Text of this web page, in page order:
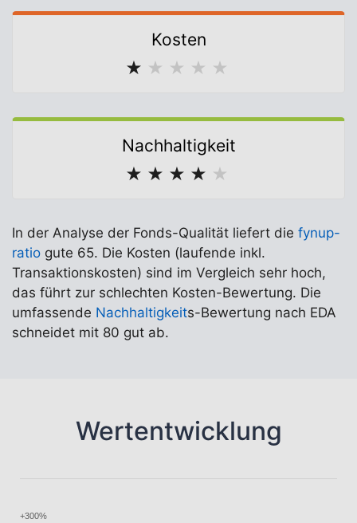
Kosten
★ ★ ★ ★ ★
Nachhaltigkeit
★ ★ ★ ★ ★
In der Analyse der Fonds-Qualität liefert die fynup-
ratio gute 65. Die Kosten (laufende inkl.
Transaktionskosten) sind im Vergleich sehr hoch,
das führt zur schlechten Kosten-Bewertung. Die
umfassende Nachhaltigkeits-Bewertung nach EDA
schneidet mit 80 gut ab.
Wertentwicklung
+300%